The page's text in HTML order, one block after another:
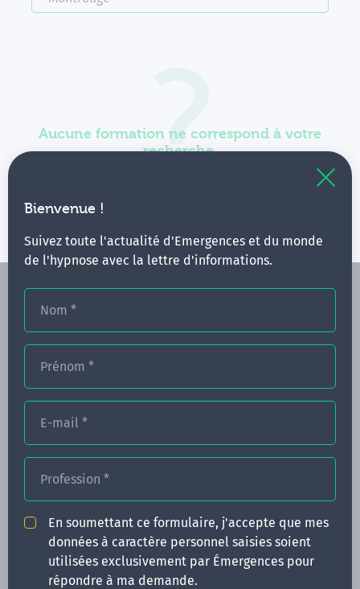
Bienvenue !
Suivez toute l'actualité d'Emergences et du monde
de l'hypnose avec la lettre d'informations.
Nom *
Prénom *
E-mail *
Profession *
En soumettant ce formulaire, j'accepte que mes
données à caractère personnel saisies soient
utilisées exclusivement par Émergences pour
répondre à ma demande.
Aucune formation ne correspond à votre
recherche.
Vous pouvez renouveler votre requête en élargissant
CONGRÈS
ACTUALITÉS
INFOS PRATIQUES
Qui sommes-nous ?
CONTACT